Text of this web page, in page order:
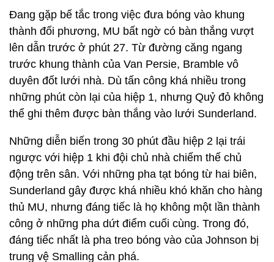
Đang gặp bế tắc trong việc đưa bóng vào khung
thành đối phương, MU bất ngờ có bàn thắng vượt
lên dẫn trước ở phút 27. Từ đường căng ngang
trước khung thành của Van Persie, Bramble vô
duyên đốt lưới nhà. Dù tấn công khá nhiều trong
những phút còn lại của hiệp 1, nhưng Quỷ đỏ không
thể ghi thêm được bàn thắng vào lưới Sunderland.
Những diễn biến trong 30 phút đầu hiệp 2 lại trái
ngược với hiệp 1 khi đội chủ nhà chiếm thế chủ
động trên sân. Với những pha tạt bóng từ hai biên,
Sunderland gây được khá nhiều khó khăn cho hàng
thủ MU, nhưng đáng tiếc là họ không một lần thành
công ở những pha dứt điểm cuối cùng. Trong đó,
đáng tiếc nhất là pha treo bóng vào của Johnson bị
trung vệ Smalling cản phá.